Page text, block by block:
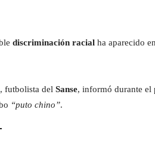
discriminación racial ha aparecido
, futbolista del Sanse, informó durante el
“puto chino”.